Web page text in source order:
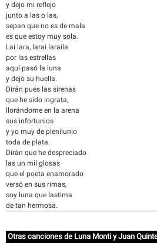
y dejo mi reflejo
junto a las o las,
sepan que no es de mala
es que estoy muy sola.
Lai lara, larai laraila
por las estrellas
aquí pasó la luna
y dejó su huella.
Dirán pues las sirenas
que he sido ingrata,
llorándome en la arena
sus infortunios
y yo muy de plenilunio
toda de plata.
Dirán que he despreciado
las un mil glosas
que el poeta enamorado
versó en sus rimas,
soy luna que lastima
de tan hermosa.
Otras canciones de Luna Monti y Juan